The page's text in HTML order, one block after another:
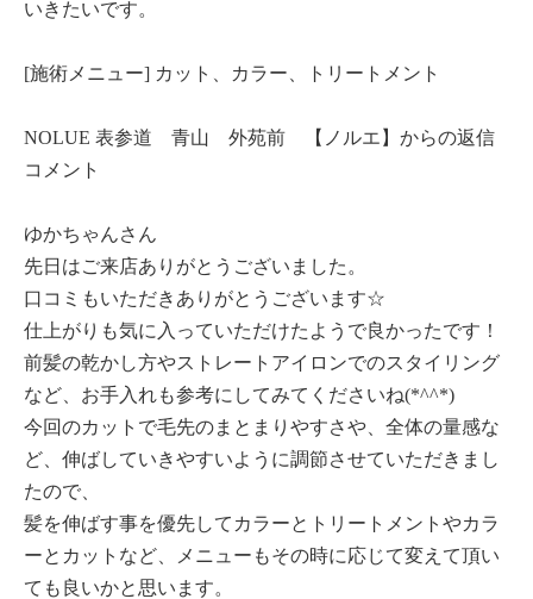
いきたいです。
[施術メニュー] カット、カラー、トリートメント
NOLUE 表参道 青山 外苑前 【ノルエ】からの返信
コメント
ゆかちゃんさん
先日はご来店ありがとうございました。
口コミもいただきありがとうございます☆
仕上がりも気に入っていただけたようで良かったです！
前髪の乾かし方やストレートアイロンでのスタイリング
など、お手入れも参考にしてみてくださいね(*^^*)
今回のカットで毛先のまとまりやすさや、全体の量感な
ど、伸ばしていきやすいように調節させていただきまし
たので、
髪を伸ばす事を優先してカラーとトリートメントやカラ
ーとカットなど、メニューもその時に応じて変えて頂い
ても良いかと思います。